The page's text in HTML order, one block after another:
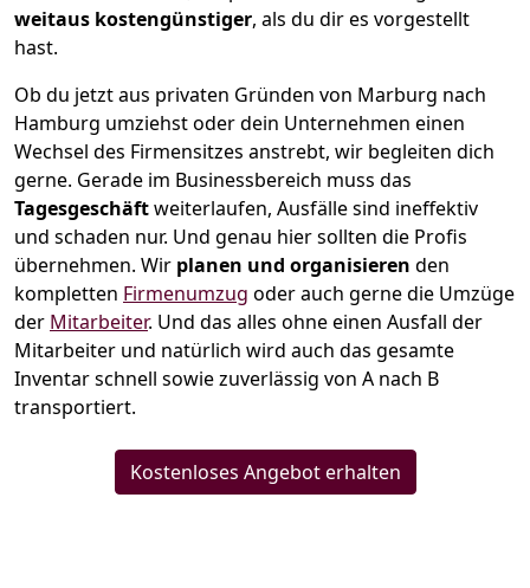
weitaus kostengünstiger, als du dir es vorgestellt
hast.
Ob du jetzt aus privaten Gründen von Marburg nach
Hamburg umziehst oder dein Unternehmen einen
Wechsel des Firmensitzes anstrebt, wir begleiten dich
gerne. Gerade im Businessbereich muss das
Tagesgeschäftweiterlaufen, Ausfälle sind ineffektiv
und schaden nur. Und genau hier sollten die Profis
übernehmen. Wir planen und organisieren den
kompletten Firmenumzug oder auch gerne die Umzüge
der Mitarbeiter. Und das alles ohne einen Ausfall der
Mitarbeiter und natürlich wird auch das gesamte
Inventar schnell sowie zuverlässig von A nach B
transportiert.
Kostenloses Angebot erhalten